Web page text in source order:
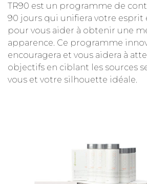
TR90 est un programme de
90 jours qui unifiera votre esprit
pour vous aider à obtenir une
apparence. Ce programme
encouragera et vous aidera à
objectifs en ciblant les sources
vous et votre silhouette idéale.